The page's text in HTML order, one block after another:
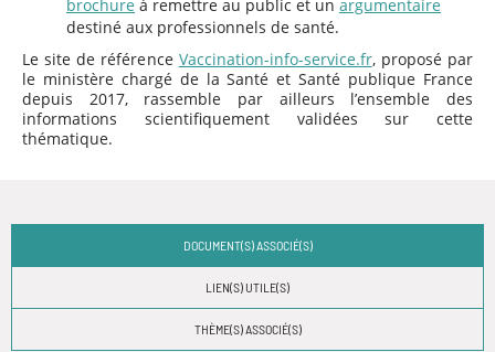
brochure à remettre au public et un argumentaire
destiné aux professionnels de santé.
Le site de référence Vaccination-info-service.fr, proposé par
le ministère chargé de la Santé et Santé publique France
depuis 2017, rassemble par ailleurs l’ensemble des
informations scientifiquement validées sur cette
thématique.
DOCUMENT(S) ASSOCIÉ(S)
LIEN(S) UTILE(S)
THÈME(S) ASSOCIÉ(S)